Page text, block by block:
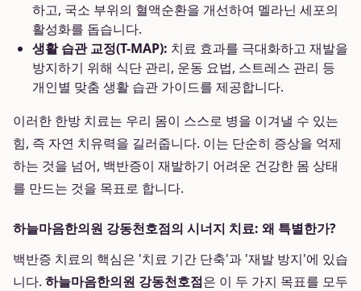
하고, 국소 부위의 혈액순환을 개선하여 멜라닌 세포의
활성화를 돕습니다.
생활 습관 교정(T-MAP): 치료 효과를 극대화하고 재발을
방지하기 위해 식단 관리, 운동 요법, 스트레스 관리 등
개인별 맞춤 생활 습관 가이드를 제공합니다.
이러한 한방 치료는 우리 몸이 스스로 병을 이겨낼 수 있는
힘, 즉 자연 치유력을 길러줍니다. 이는 단순히 증상을 억제
하는 것을 넘어, 백반증이 재발하기 어려운 건강한 몸 상태
를 만드는 것을 목표로 합니다.
하늘마음한의원 강동천호점의 시너지 치료: 왜 특별한가?
백반증 치료의 핵심은 '치료 기간 단축'과 '재발 방지'에 있습
니다. 하늘마음한의원 강동천호점은 이 두 가지 목표를 모두